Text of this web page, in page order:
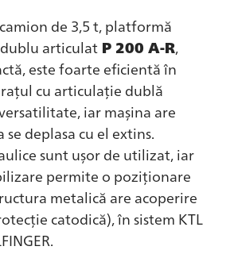
de 3,5 t, platformă
articulat P 200 A-R,
este foarte eficientă în
cu articulație dublă
iar mașina are
se deplasa cu el extins.
sunt ușor de utilizat, iar
permite o poziționare
metalică are acoperire
catodică), în sistem KTL